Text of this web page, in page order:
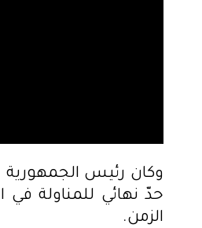
وكان رئيس
حدّ نهائي للمناولة
الزمن.